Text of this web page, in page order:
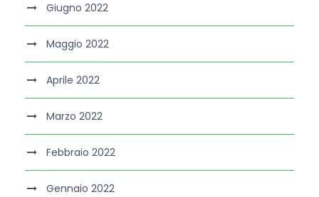
Giugno 2022
Maggio 2022
Aprile 2022
Marzo 2022
Febbraio 2022
Gennaio 2022